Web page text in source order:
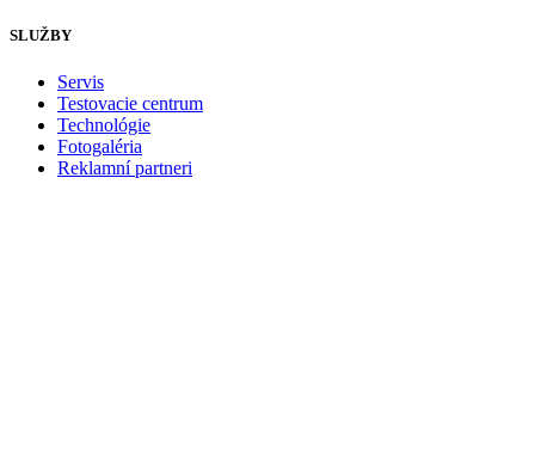
SLUŽBY
Servis
Testovacie centrum
Technológie
Fotogaléria
Reklamní partneri